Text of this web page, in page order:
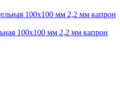
100х100 мм 2,2 мм капрон